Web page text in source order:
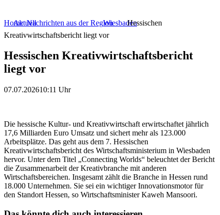
HomeAktuellNachrichten aus der RegionWiesbadenHessischen
Kreativwirtschaftsbericht liegt vor
Hessischen Kreativwirtschaftsbericht
liegt vor
07.07.202610:11 Uhr
Die hessische Kultur- und Kreativwirtschaft erwirtschaftet jährlich
17,6 Milliarden Euro Umsatz und sichert mehr als 123.000
Arbeitsplätze. Das geht aus dem 7. Hessischen
Kreativwirtschaftsbericht des Wirtschaftsministerium in Wiesbaden
hervor. Unter dem Titel „Connecting Worlds“ beleuchtet der Bericht
die Zusammenarbeit der Kreativbranche mit anderen
Wirtschaftsbereichen. Insgesamt zählt die Branche in Hessen rund
18.000 Unternehmen. Sie sei ein wichtiger Innovationsmotor für
den Standort Hessen, so Wirtschaftsminister Kaweh Mansoori.